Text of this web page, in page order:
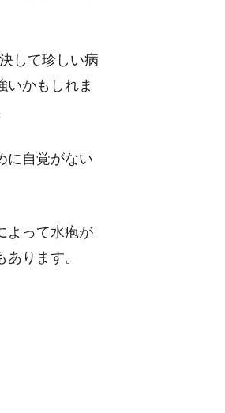
して珍しい病
いかもしれま
に自覚がない
よって水疱が
ります。